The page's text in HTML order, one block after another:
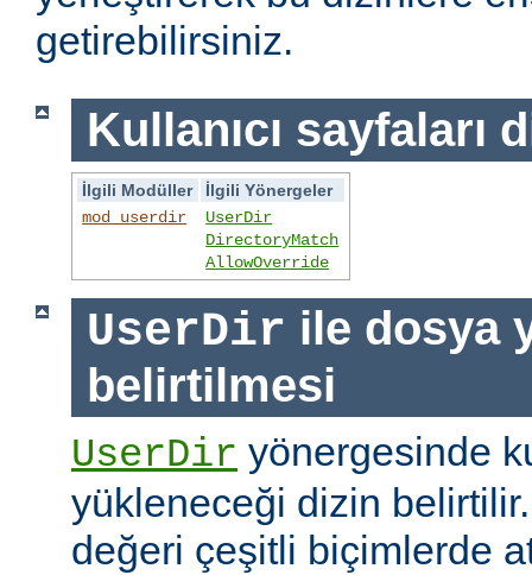
getirebilirsiniz.
Kullanıcı sayfaları
İlgili Modüller
İlgili Yönergeler
mod_userdir
UserDir
DirectoryMatch
AllowOverride
UserDir ile dosya
belirtilmesi
UserDir yönergesinde
yükleneceği dizin
değeri çeşitli biçimlerde